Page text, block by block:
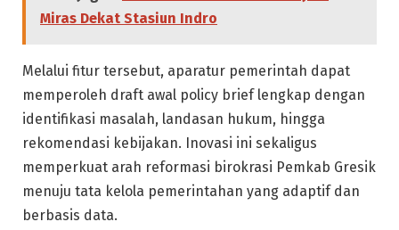
Miras Dekat Stasiun Indro
Melalui fitur tersebut, aparatur pemerintah dapat
memperoleh draft awal policy brief lengkap dengan
identifikasi masalah, landasan hukum, hingga
rekomendasi kebijakan. Inovasi ini sekaligus
memperkuat arah reformasi birokrasi Pemkab Gresik
menuju tata kelola pemerintahan yang adaptif dan
berbasis data.